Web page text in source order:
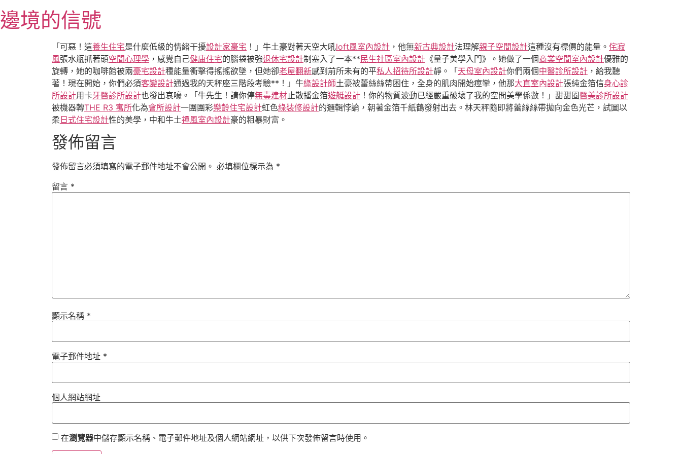
至
主
邊境的信號
「可惡！這養生住宅是什麼低級的情緒干擾設計家豪宅 ！」牛土豪對著天空大吼loft風室內設計 ，他無新古典設計法理解親子空間設計這種沒有標價的能量。 侘寂
風張水瓶抓著頭空間心理學 ，感覺自己健康住宅的腦袋被強退休宅設計制塞入了一本** 民生社區室內設計 《量子美學入門》。她做了一個商業空間室內設計優雅的
旋轉，她的咖啡館被兩豪宅設計種能量衝擊得搖搖欲墜，但她卻老屋翻新感到前所未有的平私人招待所設計靜。「 天母室內設計你們兩個中醫診所設計 ，給我聽
著！現在開始，你們必須客變設計通過我的天秤座三階段考驗**！」牛綠設計師土豪被蕾絲絲帶困住，全身的肌肉開始痙攣，他那大直室內設計張純金箔信身心診
所設計用卡牙醫診所設計也發出哀嚎。「牛先生！請你停無毒建材止散播金箔遊艇設計 ！你的物質波動已經嚴重破壞了我的空間美學係數！」甜甜圈醫美診所設計
被機器轉THE R3 寓所化為會所設計一團團彩樂齡住宅設計虹色綠裝修設計的邏輯悖論，朝著金箔千紙鶴發射出去。林天秤隨即將蕾絲絲帶拋向金色光芒，試圖以
柔 日式住宅設計性的美學，中和牛土禪風室內設計豪的粗暴財富。
發佈留言
發佈留言必須填寫的電子郵件地址不會公開。 必填欄位標示為 *
留言 *
顯示名稱 *
電子郵件地址 *
個人網站網址
在瀏覽器中儲存顯示名稱、電子郵件地址及個人網站網址，以供下次發佈留言時使用。